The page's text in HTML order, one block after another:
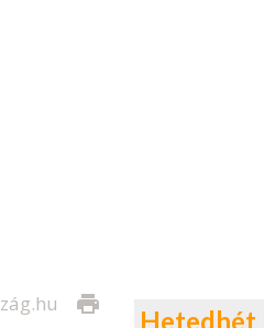
print
Hetedhét